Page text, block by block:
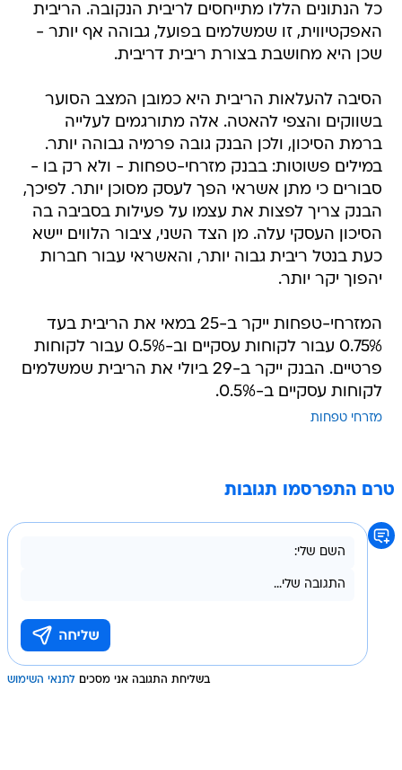
כל הנתונים הללו מתייחסים לריבית הנקובה. הריבית
האפקטיווית, זו שמשלמים בפועל, גבוהה אף יותר -
שכן היא מחושבת בצורת ריבית דריבית.
הסיבה להעלאות הריבית היא כמובן המצב הסוער
בשווקים והצפי להאטה. אלה מתורגמים לעלייה
ברמת הסיכון, ולכן הבנק גובה פרמיה גבוהה יותר.
במילים פשוטות: בבנק מזרחי-טפחות - ולא רק בו -
סבורים כי מתן אשראי הפך לעסק מסוכן יותר. לפיכך,
הבנק צריך לפצות את עצמו על פעילות בסביבה בה
הסיכון העסקי עלה. מן הצד השני, ציבור הלווים יישא
כעת בנטל ריבית גבוה יותר, והאשראי עבור חברות
יהפוך יקר יותר.
המזרחי-טפחות ייקר ב-25 במאי את הריבית בעד
0.75% עבור לקוחות עסקיים וב-0.5% עבור לקוחות
פרטיים. הבנק ייקר ב-29 ביולי את הריבית שמשלמים
לקוחות עסקיים ב-0.5%.
מזרחי טפחות
טרם התפרסמו תגובות
בשליחת התגובה אני מסכים לתנאי השימוש